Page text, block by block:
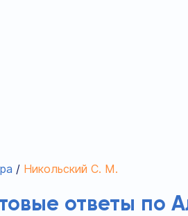
Никольский С. М.
ответы по